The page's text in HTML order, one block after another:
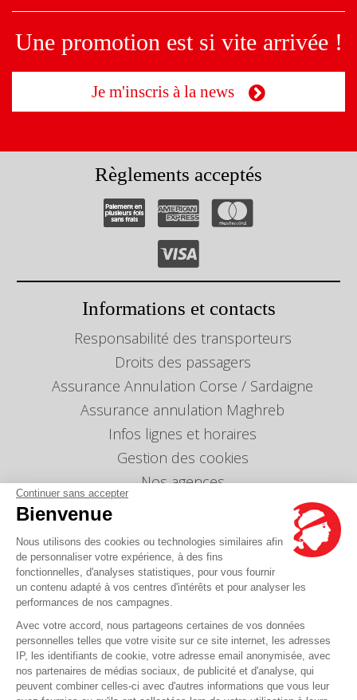
Continuer sans accepter
Bienvenue
Nous utilisons des cookies ou technologies similaires afin
de personnaliser votre expérience, à des fins
fonctionnelles, d'analyses statistiques, pour vous fournir
un contenu adapté à vos centres d'intérêts et pour analyser les
performances de nos campagnes.
Avec votre accord, nous partageons certaines de vos données
personnelles telles que votre visite sur ce site internet, les adresses
IP, les identifiants de cookie, votre adresse email anonymisée, avec
nos partenaires de médias sociaux, de publicité et d'analyse, qui
peuvent combiner celles-ci avec d'autres informations que vous leur
Une promotion est si vite arrivée !
Je m'inscris à la news
Règlements acceptés
Informations et contacts
Responsabilité des transporteurs
Droits des passagers
Assurance Annulation Corse / Sardaigne
Assurance annulation Maghreb
Infos lignes et horaires
Gestion des cookies
Nos agences
Nous envoyer un message
Info Ventes et Modifications
Politique de protection des données
personnelles
Index égalité professionnelle Femmes-Hommes
Écarts de représentation femmes-hommes dans
les postes de direction